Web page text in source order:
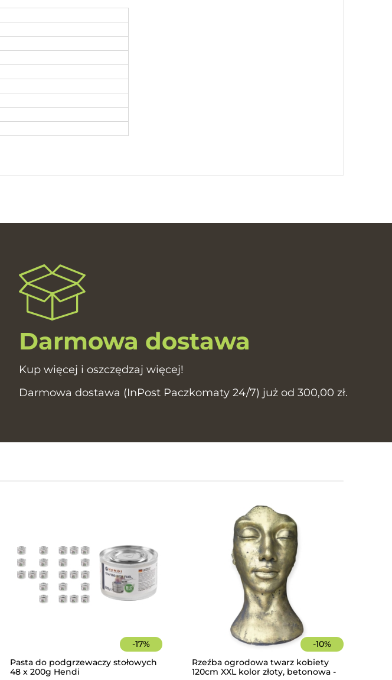
Darmowa dostawa
Kup więcej i oszczędzaj więcej!
Darmowa dostawa (InPost Paczkomaty 24/7) już od 300,00 zł.
-17%
Pasta do podgrzewaczy stołowych
48 x 200g Hendi
-10%
Rzeźba ogrodowa twarz kobiety
120cm XXL kolor złoty, betonowa -